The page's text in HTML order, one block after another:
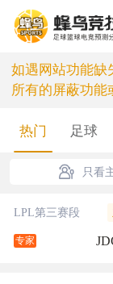
如遇网站功能缺
所有的屏蔽功能
热门 足球
只看
LPL第三赛段
专家